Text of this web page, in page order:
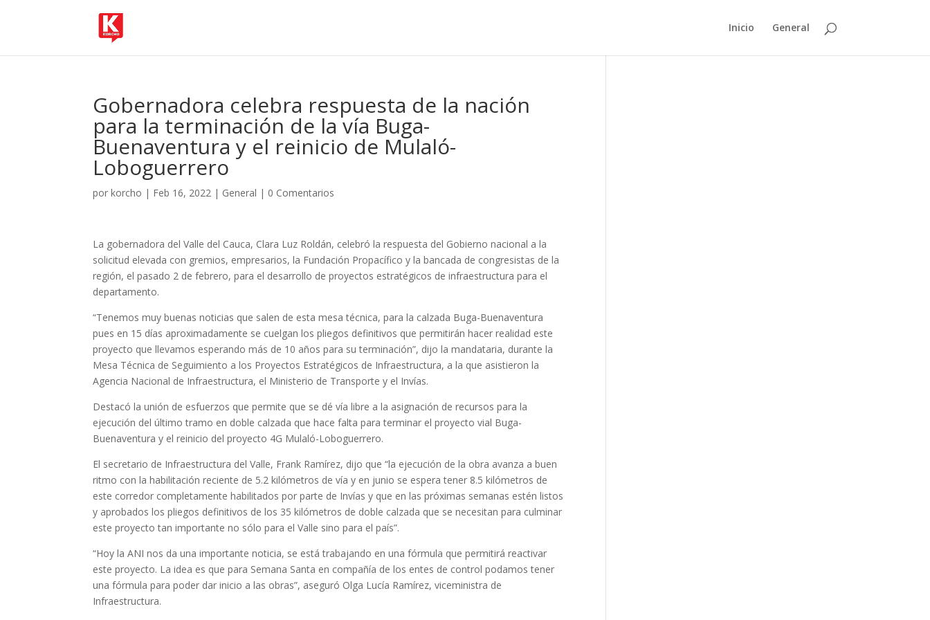
Inicio General
Gobernadora celebra respuesta de la nación
para la terminación de la vía Buga-
Buenaventura y el reinicio de Mulaló-
Loboguerrero
porkorcho | Feb 16, 2022 | General | 0 Comentarios
La gobernadora del Valle del Cauca, Clara Luz Roldán, celebró la respuesta del Gobierno nacional a la
solicitud elevada con gremios, empresarios, la Fundación Propacífico y la bancada de congresistas de la
región, el pasado 2 de febrero, para el desarrollo de proyectos estratégicos de infraestructura para el
departamento.
“Tenemos muy buenas noticias que salen de esta mesa técnica, para la calzada Buga-Buenaventura
pues en 15 días aproximadamente se cuelgan los pliegos definitivos que permitirán hacer realidad este
proyecto que llevamos esperando más de 10 años para su terminación”, dijo la mandataria, durante la
Mesa Técnica de Seguimiento a los Proyectos Estratégicos de Infraestructura, a la que asistieron la
Agencia Nacional de Infraestructura, el Ministerio de Transporte y el Invías.
Destacó la unión de esfuerzos que permite que se dé vía libre a la asignación de recursos para la
ejecución del último tramo en doble calzada que hace falta para terminar el proyecto vial Buga-
Buenaventura y el reinicio del proyecto 4G Mulaló-Loboguerrero.
El secretario de Infraestructura del Valle, Frank Ramírez, dijo que “la ejecución de la obra avanza a buen
ritmo con la habilitación reciente de 5.2 kilómetros de vía y en junio se espera tener 8.5 kilómetros de
este corredor completamente habilitados por parte de Invías y que en las próximas semanas estén listos
y aprobados los pliegos definitivos de los 35 kilómetros de doble calzada que se necesitan para culminar
este proyecto tan importante no sólo para el Valle sino para el país”.
“Hoy la ANI nos da una importante noticia, se está trabajando en una fórmula que permitirá reactivar
este proyecto. La idea es que para Semana Santa en compañía de los entes de control podamos tener
una fórmula para poder dar inicio a las obras”, aseguró Olga Lucía Ramírez, viceministra de
Infraestructura.